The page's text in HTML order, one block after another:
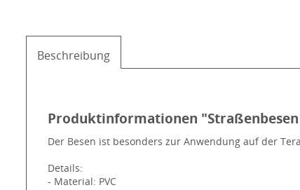
Beschreibung
Produktinformationen
Der Besen ist besonders zur Anwendung auf der
Details:
- Material: PVC